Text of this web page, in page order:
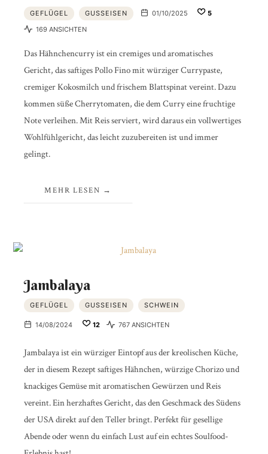
GEFLÜGEL GUSSEISEN 01/10/2025
5
169 ANSICHTEN
Das Hähnchencurry ist ein cremiges und aromatisches
Gericht, das saftiges Pollo Fino mit würziger Currypaste,
cremiger Kokosmilch und frischem Blattspinat vereint. Dazu
kommen süße Cherrytomaten, die dem Curry eine fruchtige
Note verleihen. Mit Reis serviert, wird daraus ein vollwertiges
Wohlfühlgericht, das leicht zuzubereiten ist und immer
gelingt.
MEHR LESEN
Jambalaya
GEFLÜGEL GUSSEISEN SCHWEIN
14/08/2024 12 767 ANSICHTEN
Jambalaya ist ein würziger Eintopf aus der kreolischen Küche,
der in diesem Rezept saftiges Hähnchen, würzige Chorizo und
knackiges Gemüse mit aromatischen Gewürzen und Reis
vereint. Ein herzhaftes Gericht, das den Geschmack des Südens
der USA direkt auf den Teller bringt. Perfekt für gesellige
Abende oder wenn du einfach Lust auf ein echtes Soulfood-